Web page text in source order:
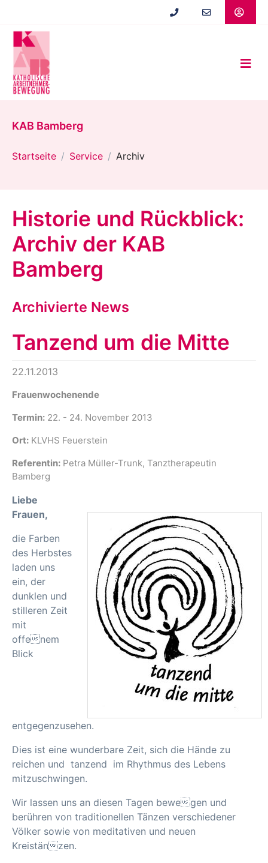
springen
KAB Bamberg
Startseite Service Archiv
Historie und Rückblick:
Archiv der KAB
Bamberg
Archivierte News
Tanzend um die Mitte
22.11.2013
Frauenwochenende
Termin: 22. - 24. November 2013
Ort: KLVHS Feuerstein
Referentin: Petra Müller-Trunk, Tanztherapeutin
Bamberg
Liebe
Frauen,
die Farben
des Herbstes
laden uns
ein, der
dunklen und
stilleren Zeit
mit
offenem
Blick
entgegenzusehen.
Dies ist eine wunderbare Zeit, sich die Hände zu
reichen und tanzend im Rhythmus des Lebens
mitzuschwingen.
Wir lassen uns an diesen Tagen bewegen und
berühren von traditionellen Tänzen verschiedener
Völker sowie von meditativen und neuen
Kreistänzen.